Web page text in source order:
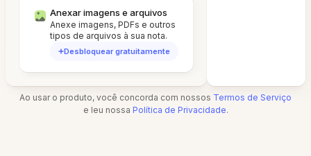
Anexar imagens e arquivos
Anexe imagens, PDFs e outros
tipos de arquivos à sua nota.
Desbloquear gratuitamente
Ao usar o produto, você concorda com nossos Termos de Serviço
e leu nossa Política de Privacidade.